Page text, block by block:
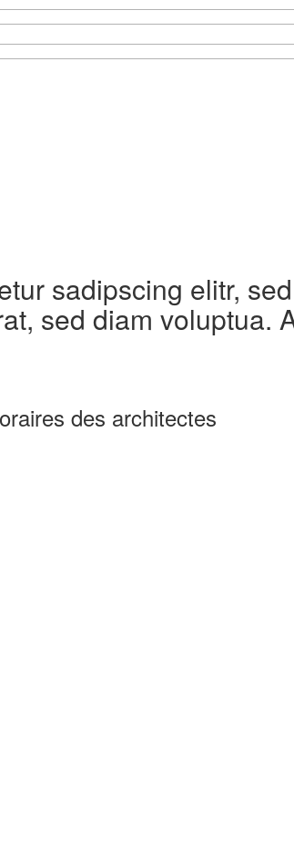
sadipscing elitr,
sed diam voluptua.
des architectes